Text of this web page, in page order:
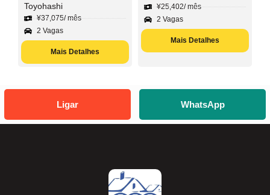
Toyohashi
¥37,075/ mês
2 Vagas
Mais Detalhes
¥25,402/ mês
2 Vagas
Mais Detalhes
Ligar WhatsApp